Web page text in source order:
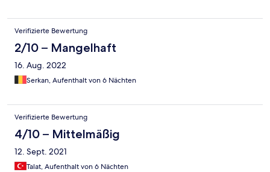
Verifizierte Bewertung
2/10 – Mangelhaft
16. Aug. 2022
Serkan, Aufenthalt von 6 Nächten
Verifizierte Bewertung
4/10 – Mittelmäßig
12. Sept. 2021
Talat, Aufenthalt von 6 Nächten